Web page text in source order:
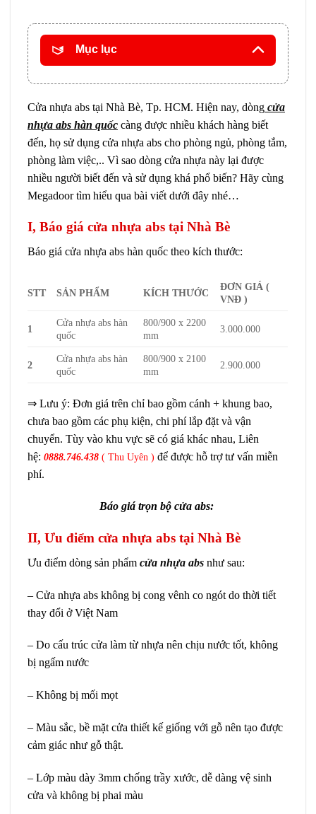
Mục lục
Cửa nhựa abs tại Nhà Bè, Tp. HCM. Hiện nay, dòng cửa
nhựa abs hàn quốc càng được nhiều khách hàng biết
đến, họ sử dụng cửa nhựa abs cho phòng ngủ, phòng tắm,
phòng làm việc,.. Vì sao dòng cửa nhựa này lại được
nhiều người biết đến và sử dụng khá phổ biến? Hãy cùng
Megadoor tìm hiểu qua bài viết dưới đây nhé…
I, Báo giá cửa nhựa abs tại Nhà Bè
Báo giá cửa nhựa abs hàn quốc theo kích thước:
STT SẢN PHẨM KÍCH THƯỚC
ĐƠN GIÁ (
VNĐ )
1
Cửa nhựa abs hàn
quốc
800/900 x 2200
mm
3.000.000
2
Cửa nhựa abs hàn
quốc
800/900 x 2100
mm
2.900.000
⇒ Lưu ý: Đơn giá trên chỉ bao gồm cánh + khung bao,
chưa bao gồm các phụ kiện, chi phí lắp đặt và vận
chuyển. Tùy vào khu vực sẽ có giá khác nhau, Liên
hệ: 0888.746.438 ( Thu Uyên ) để được hỗ trợ tư vấn miễn
phí.
Báo giá trọn bộ cửa abs:
II, Ưu điểm cửa nhựa abs tại Nhà Bè
Ưu điểm dòng sản phẩm cửa nhựa abs như sau:
– Cửa nhựa abs không bị cong vênh co ngót do thời tiết
thay đổi ở Việt Nam
– Do cấu trúc cửa làm từ nhựa nên chịu nước tốt, không
bị ngấm nước
– Không bị mối mọt
– Màu sắc, bề mặt cửa thiết kế giống với gỗ nên tạo được
cảm giác như gỗ thật.
– Lớp màu dày 3mm chống trầy xước, dễ dàng vệ sinh
cửa và không bị phai màu